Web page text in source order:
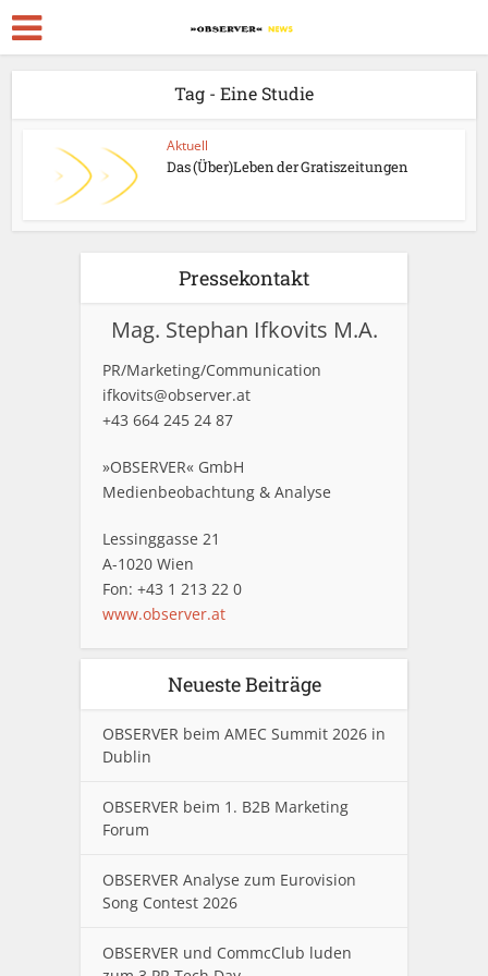
Tag - Eine Studie
Aktuell
Das (Über)Leben der Gratiszeitungen
Pressekontakt
Mag. Stephan Ifkovits M.A.
PR/Marketing/Communication
ifkovits@observer.at
+43 664 245 24 87
»OBSERVER« GmbH
Medienbeobachtung & Analyse
Lessinggasse 21
A-1020 Wien
Fon: +43 1 213 22 0
www.observer.at
Neueste Beiträge
OBSERVER beim AMEC Summit 2026 in
Dublin
OBSERVER beim 1. B2B Marketing
Forum
OBSERVER Analyse zum Eurovision
Song Contest 2026
OBSERVER und CommcClub luden